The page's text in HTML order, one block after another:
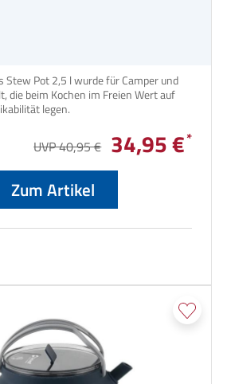
Stew Pot 2,5 l wurde für Camper und
die beim Kochen im Freien Wert auf
UVP 40,95 € 34,95 €
Zum Artikel